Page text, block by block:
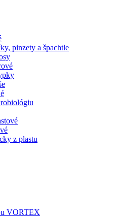
pinzety a špachtle
z plastu
VORTEX